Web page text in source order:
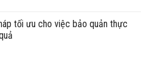
tối ưu cho việc bảo quản thực